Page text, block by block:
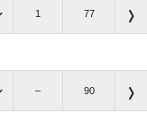
1 77
– 90